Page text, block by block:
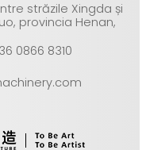
străzile Xingda și
provincia Henan,
0866 8310